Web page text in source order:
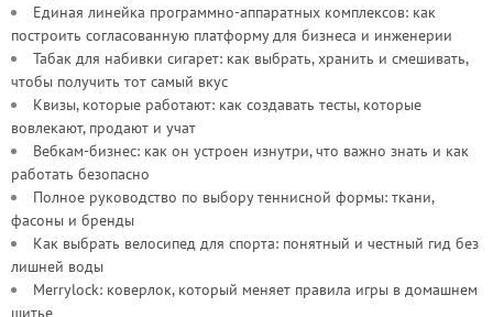
Единая линейка программно-аппаратных комплексов: как
построить согласованную платформу для бизнеса и инженерии
Табак для набивки сигарет: как выбрать, хранить и смешивать,
чтобы получить тот самый вкус
Квизы, которые работают: как создавать тесты, которые
вовлекают, продают и учат
Вебкам-бизнес: как он устроен изнутри, что важно знать и как
работать безопасно
Полное руководство по выбору теннисной формы: ткани,
фасоны и бренды
Как выбрать велосипед для спорта: понятный и честный гид без
лишней воды
Merrylock: коверлок, который меняет правила игры в домашнем
шитье